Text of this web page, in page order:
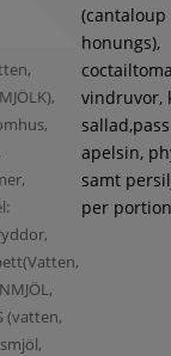
(vatten,
(cantaloup
honungs),
vindruvor,
apelsin,
samt
per